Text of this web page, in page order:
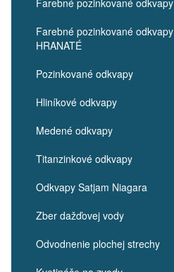
Farebné pozinkované odkvapy
Farebné pozinkované odkvapy
HRANATÉ
Pozinkované odkvapy
Hliníkové odkvapy
Medené odkvapy
Titanzinkové odkvapy
Odkvapy Satjam Niagara
Zber dažďovej vody
Odvodnenie plochej strechy